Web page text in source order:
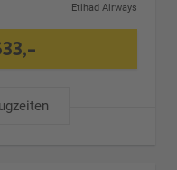
Etihad Airways